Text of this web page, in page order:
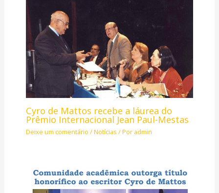
Cyro de Mattos recebe a láurea do
Prêmio Internacional Jean Paul-Mestas
Deixe um comentário /Notícias / Por admin